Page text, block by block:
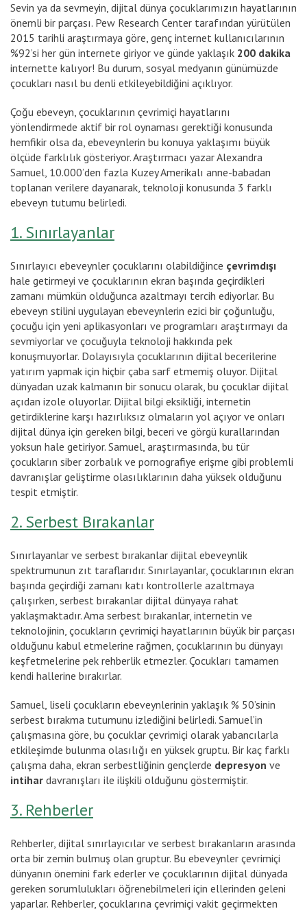
Sevin ya da sevmeyin, dijital dünya çocuklarımızın hayatlarının
önemli bir parçası. Pew Research Center tarafından yürütülen
2015 tarihli araştırmaya göre, genç internet kullanıcılarının
%92’si her gün internete giriyor ve günde yaklaşık 200 dakika
internette kalıyor! Bu durum, sosyal medyanın günümüzde
çocukları nasıl bu denli etkileyebildiğini açıklıyor.
Çoğu ebeveyn, çocuklarının çevrimiçi hayatlarını
yönlendirmede aktif bir rol oynaması gerektiği konusunda
hemfikir olsa da, ebeveynlerin bu konuya yaklaşımı büyük
ölçüde farklılık gösteriyor. Araştırmacı yazar Alexandra
Samuel, 10.000’den fazla Kuzey Amerikalı anne-babadan
toplanan verilere dayanarak, teknoloji konusunda 3 farklı
ebeveyn tutumu belirledi.
1. Sınırlayanlar
Sınırlayıcı ebeveynler çocuklarını olabildiğince çevrimdışı
hale getirmeyi ve çocuklarının ekran başında geçirdikleri
zamanı mümkün olduğunca azaltmayı tercih ediyorlar. Bu
ebeveyn stilini uygulayan ebeveynlerin ezici bir çoğunluğu,
çocuğu için yeni aplikasyonları ve programları araştırmayı da
sevmiyorlar ve çocuğuyla teknoloji hakkında pek
konuşmuyorlar. Dolayısıyla çocuklarının dijital becerilerine
yatırım yapmak için hiçbir çaba sarf etmemiş oluyor. Dijital
dünyadan uzak kalmanın bir sonucu olarak, bu çocuklar dijital
açıdan izole oluyorlar. Dijital bilgi eksikliği, internetin
getirdiklerine karşı hazırlıksız olmaların yol açıyor ve onları
dijital dünya için gereken bilgi, beceri ve görgü kurallarından
yoksun hale getiriyor. Samuel, araştırmasında, bu tür
çocukların siber zorbalık ve pornografiye erişme gibi problemli
davranışlar geliştirme olasılıklarının daha yüksek olduğunu
tespit etmiştir.
2. Serbest Bırakanlar
Sınırlayanlar ve serbest bırakanlar dijital ebeveynlik
spektrumunun zıt taraflarıdır. Sınırlayanlar, çocuklarının ekran
başında geçirdiği zamanı katı kontrollerle azaltmaya
çalışırken, serbest bırakanlar dijital dünyaya rahat
yaklaşmaktadır. Ama serbest bırakanlar, internetin ve
teknolojinin, çocukların çevrimiçi hayatlarının büyük bir parçası
olduğunu kabul etmelerine rağmen, çocuklarının bu dünyayı
keşfetmelerine pek rehberlik etmezler. Çocukları tamamen
kendi hallerine bırakırlar.
Samuel, liseli çocukların ebeveynlerinin yaklaşık % 50’sinin
serbest bırakma tutumunu izlediğini belirledi. Samuel’in
çalışmasına göre, bu çocuklar çevrimiçi olarak yabancılarla
etkileşimde bulunma olasılığı en yüksek gruptu. Bir kaç farklı
çalışma daha, ekran serbestliğinin gençlerde depresyon ve
intihar davranışları ile ilişkili olduğunu göstermiştir.
3. Rehberler
Rehberler, dijital sınırlayıcılar ve serbest bırakanların arasında
orta bir zemin bulmuş olan gruptur. Bu ebeveynler çevrimiçi
dünyanın önemini fark ederler ve çocuklarının dijital dünyada
gereken sorumlulukları öğrenebilmeleri için ellerinden geleni
yaparlar. Rehberler, çocuklarına çevrimiçi vakit geçirmekten